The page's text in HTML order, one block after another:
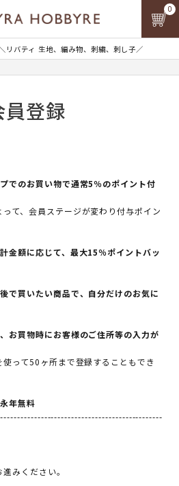
リバティ 生地、編み物、刺繍、刺し子／
0
員登録
でのお買い物で通常5％のポイント付
て、会員ステージが変わり付与ポイン
金額に応じて、最大15％ポイントバッ
で買いたい商品で、自分だけのお気に
お買物時にお客様のご住所等の入力が
って50ヶ所まで登録することもでき
年無料
みください。